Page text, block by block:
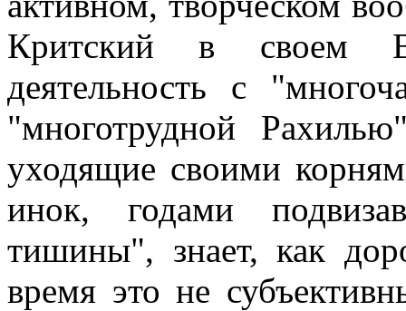
Критский в своем
деятельность с
"многотрудной
уходящие своими
инок, годами
тишины", знает, как
время это не